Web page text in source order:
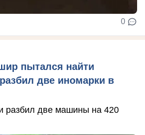
0
пытался найти
две иномарки в
разбил две машины на 420